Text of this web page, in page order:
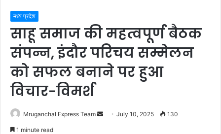
मध्य प्रदेश
साहू समाज की महत्वपूर्ण बैठक
संपन्न, इंदौर परिचय सम्मेलन
को सफल बनाने पर हुआ
विचार-विमर्श
Mruganchal Express Team
Send July 10, 2025 130
1 minute read